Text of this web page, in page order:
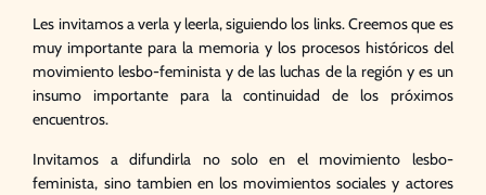
Les invitamos a verla y leerla, siguiendo los links. Creemos que es
muy importante para la memoria y los procesos históricos del
movimiento lesbo-feminista y de las luchas de la región y es un
insumo importante para la continuidad de los próximos
encuentros.
Invitamos a difundirla no solo en el movimiento lesbo-
feminista, sino tambien en los movimientos sociales y actores